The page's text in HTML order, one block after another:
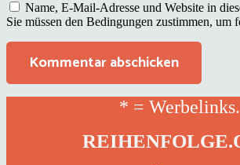
Name, E-Mail-Adresse und Website in
Sie müssen den Bedingungen zustimmen, um
Kommentar abschicken
* = Werbelinks.